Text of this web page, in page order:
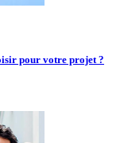
pour votre projet ?